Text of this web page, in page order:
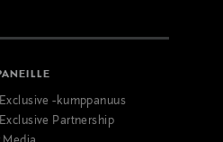
-kumppanuus
Partnership